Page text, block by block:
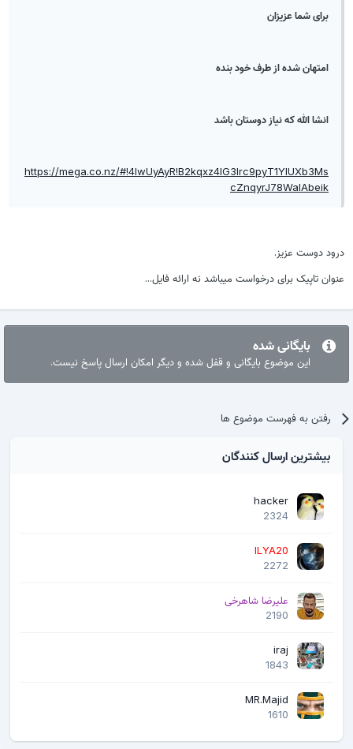
برای شما عزیزان
امتهان شده از طرف خود بنده
انشا الله که نیاز دوستان باشد
https://mega.co.nz/#!4lwUyAyR!B2kqxz4lG3lrc9pyT1YIUXb3Ms
cZnqyrJ78WalAbeik
درود دوست عزیز.
عنوان تاپیک برای درخواست میباشد نه ارائه فایل...
بایگانی شده
این موضوع بایگانی و قفل شده و دیگر امکان ارسال پاسخ نیست.
رفتن به فهرست موضوع ها
بیشترین ارسال کنندگان
hacker
2324
ILYA20
2272
علیرضا شاهرخی
2190
iraj
1843
MR.Majid
1610